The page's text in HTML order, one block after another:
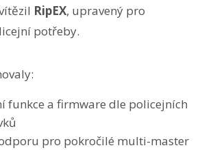
RipEX, upravený pro
potřeby.
funkce a firmware dle policejních
pro pokročilé multi-master